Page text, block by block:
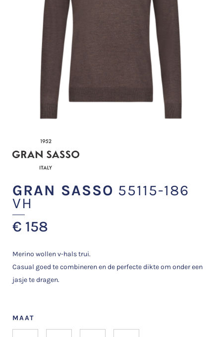
GRAN SASSO 55115-186
VH
€ 158
Merino wollen v-hals trui.
Casual goed te combineren en de perfecte dikte om onder een
jasje te dragen.
MAAT